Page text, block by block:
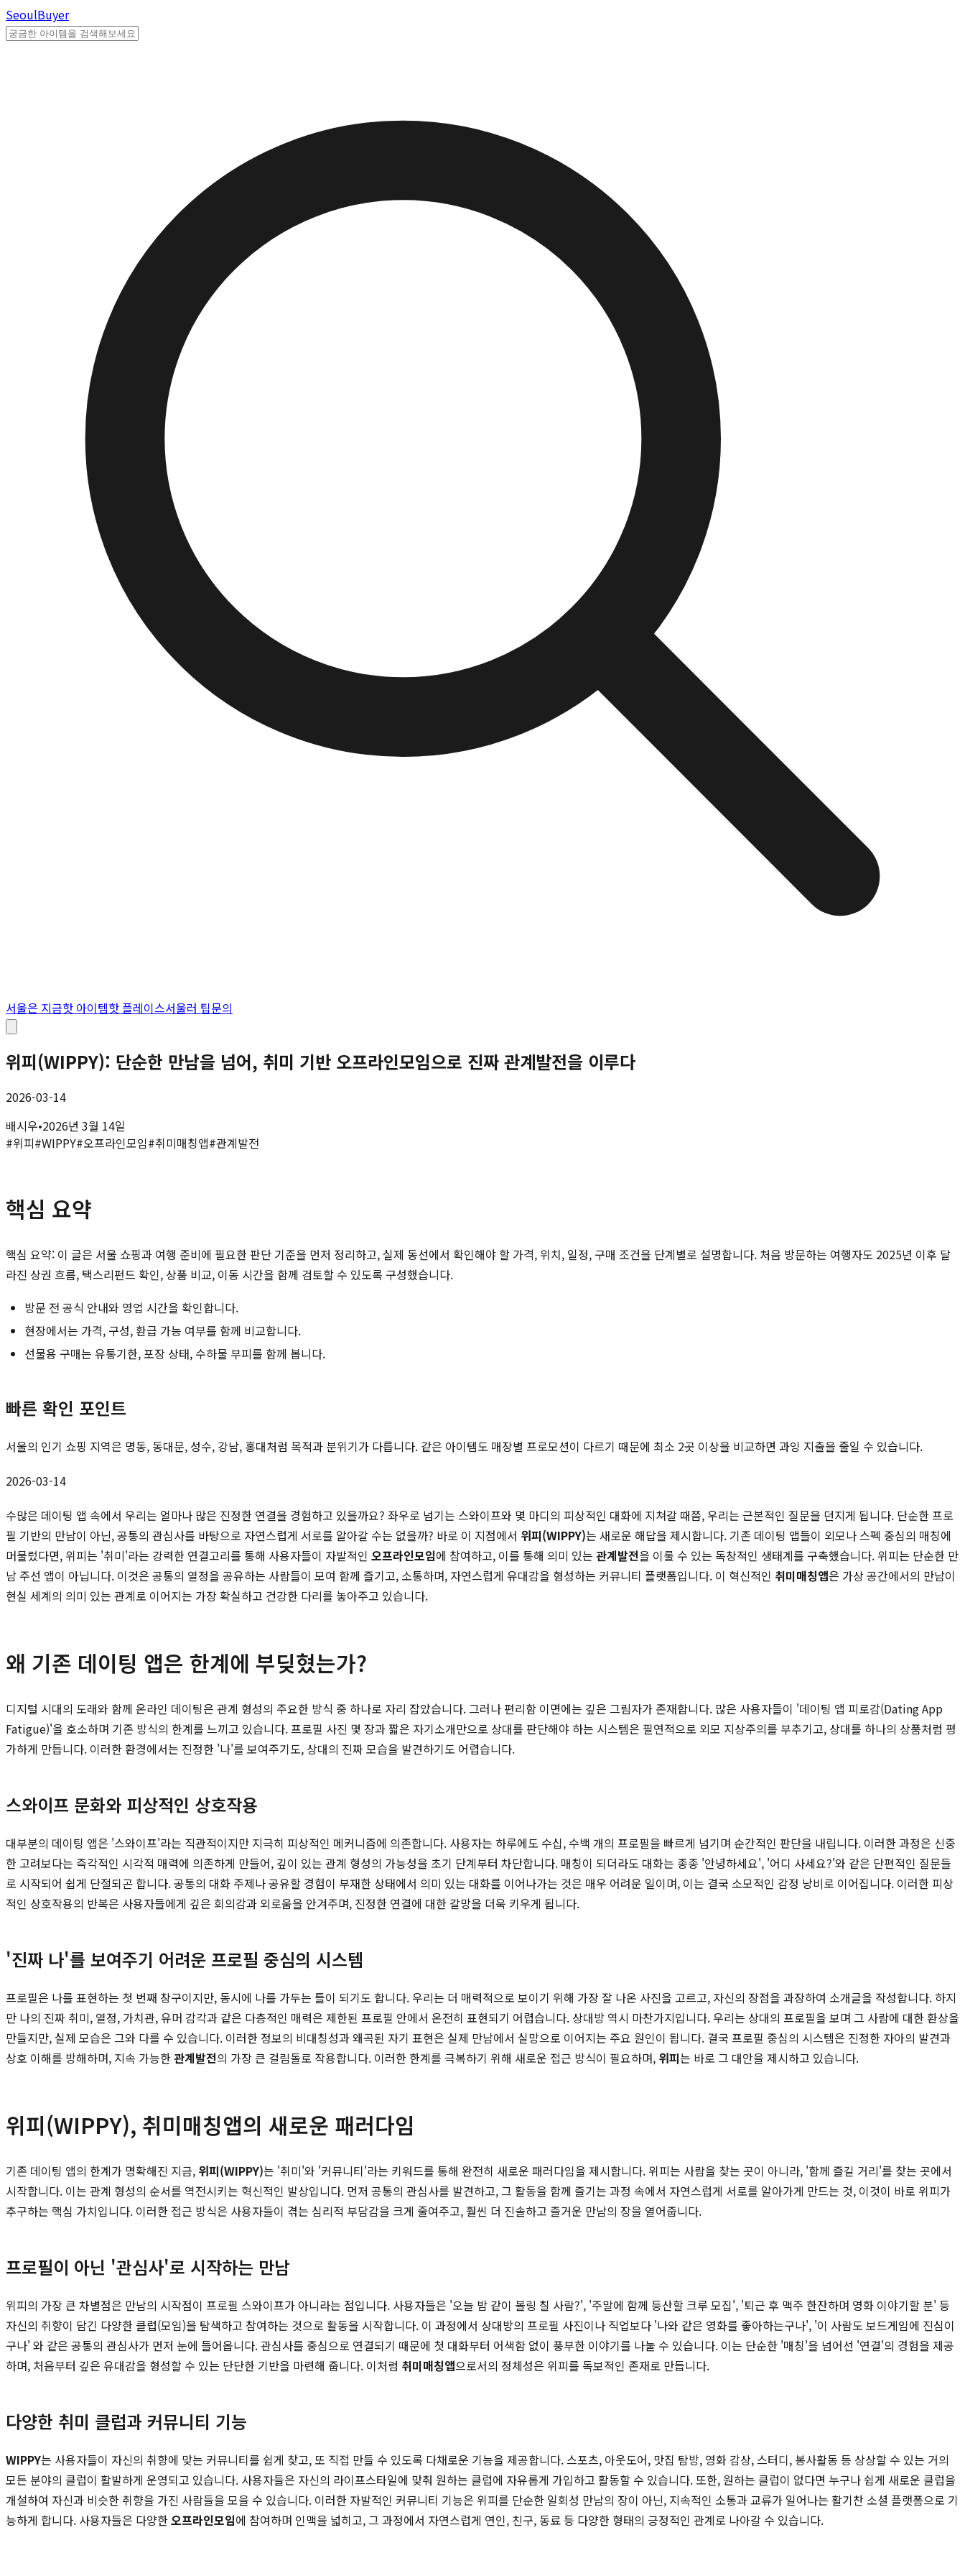
SeoulBuyer
서울은 지금핫 아이템핫 플레이스서울러 팁문의
위피(WIPPY): 단순한 만남을 넘어, 취미 기반 오프라인모임으로 진짜 관계발전을 이루다
2026-03-14
배시우•2026년 3월 14일
#위피#WIPPY#오프라인모임#취미매칭앱#관계발전
핵심 요약
핵심 요약: 이 글은 서울 쇼핑과 여행 준비에 필요한 판단 기준을 먼저 정리하고, 실제 동선에서 확인해야 할 가격, 위치, 일정, 구매 조건을 단계별로 설명합니다. 처음 방문하는 여행자도 2025년 이후 달
라진 상권 흐름, 택스리펀드 확인, 상품 비교, 이동 시간을 함께 검토할 수 있도록 구성했습니다.
방문 전 공식 안내와 영업 시간을 확인합니다.
현장에서는 가격, 구성, 환급 가능 여부를 함께 비교합니다.
선물용 구매는 유통기한, 포장 상태, 수하물 부피를 함께 봅니다.
빠른 확인 포인트
서울의 인기 쇼핑 지역은 명동, 동대문, 성수, 강남, 홍대처럼 목적과 분위기가 다릅니다. 같은 아이템도 매장별 프로모션이 다르기 때문에 최소 2곳 이상을 비교하면 과잉 지출을 줄일 수 있습니다.
2026-03-14
수많은 데이팅 앱 속에서 우리는 얼마나 많은 진정한 연결을 경험하고 있을까요? 좌우로 넘기는 스와이프와 몇 마디의 피상적인 대화에 지쳐갈 때쯤, 우리는 근본적인 질문을 던지게 됩니다. 단순한 프로
필 기반의 만남이 아닌, 공통의 관심사를 바탕으로 자연스럽게 서로를 알아갈 수는 없을까? 바로 이 지점에서 위피(WIPPY)는 새로운 해답을 제시합니다. 기존 데이팅 앱들이 외모나 스펙 중심의 매칭에
머물렀다면, 위피는 '취미'라는 강력한 연결고리를 통해 사용자들이 자발적인 오프라인모임에 참여하고, 이를 통해 의미 있는 관계발전을 이룰 수 있는 독창적인 생태계를 구축했습니다. 위피는 단순한 만
남 주선 앱이 아닙니다. 이것은 공통의 열정을 공유하는 사람들이 모여 함께 즐기고, 소통하며, 자연스럽게 유대감을 형성하는 커뮤니티 플랫폼입니다. 이 혁신적인 취미매칭앱은 가상 공간에서의 만남이
현실 세계의 의미 있는 관계로 이어지는 가장 확실하고 건강한 다리를 놓아주고 있습니다.
왜 기존 데이팅 앱은 한계에 부딪혔는가?
디지털 시대의 도래와 함께 온라인 데이팅은 관계 형성의 주요한 방식 중 하나로 자리 잡았습니다. 그러나 편리함 이면에는 깊은 그림자가 존재합니다. 많은 사용자들이 '데이팅 앱 피로감(Dating App
Fatigue)'을 호소하며 기존 방식의 한계를 느끼고 있습니다. 프로필 사진 몇 장과 짧은 자기소개만으로 상대를 판단해야 하는 시스템은 필연적으로 외모 지상주의를 부추기고, 상대를 하나의 상품처럼 평
가하게 만듭니다. 이러한 환경에서는 진정한 '나'를 보여주기도, 상대의 진짜 모습을 발견하기도 어렵습니다.
스와이프 문화와 피상적인 상호작용
대부분의 데이팅 앱은 '스와이프'라는 직관적이지만 지극히 피상적인 메커니즘에 의존합니다. 사용자는 하루에도 수십, 수백 개의 프로필을 빠르게 넘기며 순간적인 판단을 내립니다. 이러한 과정은 신중
한 고려보다는 즉각적인 시각적 매력에 의존하게 만들어, 깊이 있는 관계 형성의 가능성을 초기 단계부터 차단합니다. 매칭이 되더라도 대화는 종종 '안녕하세요', '어디 사세요?'와 같은 단편적인 질문들
로 시작되어 쉽게 단절되곤 합니다. 공통의 대화 주제나 공유할 경험이 부재한 상태에서 의미 있는 대화를 이어나가는 것은 매우 어려운 일이며, 이는 결국 소모적인 감정 낭비로 이어집니다. 이러한 피상
적인 상호작용의 반복은 사용자들에게 깊은 회의감과 외로움을 안겨주며, 진정한 연결에 대한 갈망을 더욱 키우게 됩니다.
'진짜 나'를 보여주기 어려운 프로필 중심의 시스템
프로필은 나를 표현하는 첫 번째 창구이지만, 동시에 나를 가두는 틀이 되기도 합니다. 우리는 더 매력적으로 보이기 위해 가장 잘 나온 사진을 고르고, 자신의 장점을 과장하여 소개글을 작성합니다. 하지
만 나의 진짜 취미, 열정, 가치관, 유머 감각과 같은 다층적인 매력은 제한된 프로필 안에서 온전히 표현되기 어렵습니다. 상대방 역시 마찬가지입니다. 우리는 상대의 프로필을 보며 그 사람에 대한 환상을
만들지만, 실제 모습은 그와 다를 수 있습니다. 이러한 정보의 비대칭성과 왜곡된 자기 표현은 실제 만남에서 실망으로 이어지는 주요 원인이 됩니다. 결국 프로필 중심의 시스템은 진정한 자아의 발견과
상호 이해를 방해하며, 지속 가능한관계발전의 가장 큰 걸림돌로 작용합니다. 이러한 한계를 극복하기 위해 새로운 접근 방식이 필요하며, 위피는 바로 그 대안을 제시하고 있습니다.
위피(WIPPY), 취미매칭앱의 새로운 패러다임
기존 데이팅 앱의 한계가 명확해진 지금, 위피(WIPPY)는 '취미'와 '커뮤니티'라는 키워드를 통해 완전히 새로운 패러다임을 제시합니다. 위피는 사람을 찾는 곳이 아니라, '함께 즐길 거리'를 찾는 곳에서
시작합니다. 이는 관계 형성의 순서를 역전시키는 혁신적인 발상입니다. 먼저 공통의 관심사를 발견하고, 그 활동을 함께 즐기는 과정 속에서 자연스럽게 서로를 알아가게 만드는 것, 이것이 바로 위피가
추구하는 핵심 가치입니다. 이러한 접근 방식은 사용자들이 겪는 심리적 부담감을 크게 줄여주고, 훨씬 더 진솔하고 즐거운 만남의 장을 열어줍니다.
프로필이 아닌 '관심사'로 시작하는 만남
위피의 가장 큰 차별점은 만남의 시작점이 프로필 스와이프가 아니라는 점입니다. 사용자들은 '오늘 밤 같이 볼링 칠 사람?', '주말에 함께 등산할 크루 모집', '퇴근 후 맥주 한잔하며 영화 이야기할 분' 등
자신의 취향이 담긴 다양한 클럽(모임)을 탐색하고 참여하는 것으로 활동을 시작합니다. 이 과정에서 상대방의 프로필 사진이나 직업보다 '나와 같은 영화를 좋아하는구나', '이 사람도 보드게임에 진심이
구나' 와 같은 공통의 관심사가 먼저 눈에 들어옵니다. 관심사를 중심으로 연결되기 때문에 첫 대화부터 어색함 없이 풍부한 이야기를 나눌 수 있습니다. 이는 단순한 '매칭'을 넘어선 '연결'의 경험을 제공
하며, 처음부터 깊은 유대감을 형성할 수 있는 단단한 기반을 마련해 줍니다. 이처럼 취미매칭앱으로서의 정체성은 위피를 독보적인 존재로 만듭니다.
다양한 취미 클럽과 커뮤니티 기능
WIPPY는 사용자들이 자신의 취향에 맞는 커뮤니티를 쉽게 찾고, 또 직접 만들 수 있도록 다채로운 기능을 제공합니다. 스포츠, 아웃도어, 맛집 탐방, 영화 감상, 스터디, 봉사활동 등 상상할 수 있는 거의
모든 분야의 클럽이 활발하게 운영되고 있습니다. 사용자들은 자신의 라이프스타일에 맞춰 원하는 클럽에 자유롭게 가입하고 활동할 수 있습니다. 또한, 원하는 클럽이 없다면 누구나 쉽게 새로운 클럽을
개설하여 자신과 비슷한 취향을 가진 사람들을 모을 수 있습니다. 이러한 자발적인 커뮤니티 기능은 위피를 단순한 일회성 만남의 장이 아닌, 지속적인 소통과 교류가 일어나는 활기찬 소셜 플랫폼으로 기
능하게 합니다. 사용자들은 다양한오프라인모임에 참여하며 인맥을 넓히고, 그 과정에서 자연스럽게 연인, 친구, 동료 등 다양한 형태의 긍정적인 관계로 나아갈 수 있습니다.